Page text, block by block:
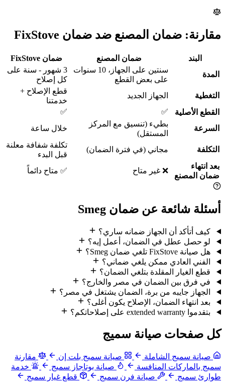
مقارنة: ضمان المصنع ضد ضمان FixStove
البند ضمان المصنع
ضمان FixStove
المدة
سنتين على الجهاز، 10 سنوات
على بعض القطع
3 شهور - سنة على
كل إصلاح
التغطية
الجهاز الجديد
قطع الإصلاح +
خدمتنا
القطع الأصلية
✅
✅
السرعة
بطيء (تنسيق مع المركز
المستقل)
خلال ساعة
التكلفة مجاني (في فترة الضمان)
تكلفة شفافة معلنة
قبل البدء
بعد انتهاء
ضمان المصنع
❌ غير متاح ✅ متاح دائماً
أسئلة شائعة عن ضمان Smeg
كيف أتأكد أن الجهاز ضمانه ساري؟
لو حصل عطل في الضمان، أعمل إيه؟
هل صيانة FixStove تلغي ضمان Smeg؟
الفني العادي ممكن يلغي ضماني؟
قطع الغيار المقلدة بتلغي الضمان؟
في فرق بين الضمان في مصر والخارج؟
الجهاز جايبه من برة، الضمان يشتغل في مصر؟
بعد انتهاء الضمان، الإصلاح يكون أغلى؟
بتقدموا extended warranty على إصلاحاتكم؟
كل صفحات صيانة سميج
صيانة سميج الشاملة صيانة سميج بلت إن
مقارنة
سميج بالماركات المنافسة
صيانة بوتاجاز سميج
خدمة
طوارئ سميج
صيانة فرن سميج قطع غيار سميج